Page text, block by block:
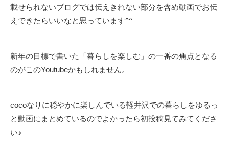
載せられないブログでは伝えきれない部分を含め動画でお伝
えできたらいいなと思っています^^
新年の目標で書いた「暮らしを楽しむ」の一番の焦点となる
のがこのYoutubeかもしれません。
cocoなりに穏やかに楽しんでいる軽井沢での暮らしをゆるっ
と動画にまとめているのでよかったら初投稿見てみてくださ
い♪